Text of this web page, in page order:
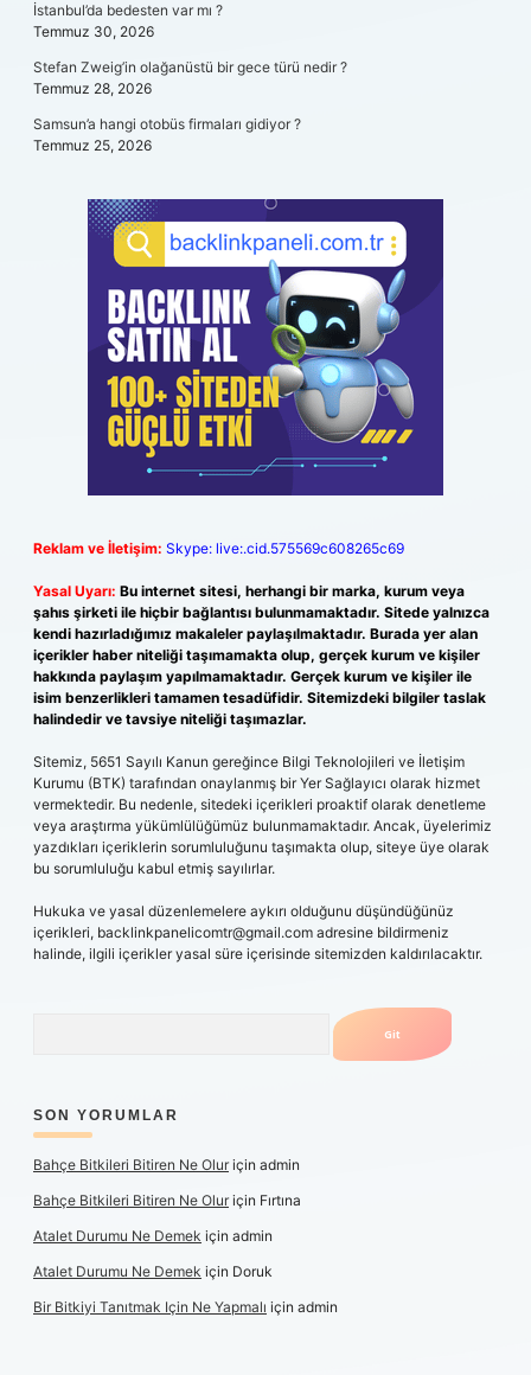
İstanbul’da bedesten var mı ?
Temmuz 30, 2026
Stefan Zweig’in olağanüstü bir gece türü nedir ?
Temmuz 28, 2026
Samsun’a hangi otobüs firmaları gidiyor ?
Temmuz 25, 2026
Reklam ve İletişim: Skype: live:.cid.575569c608265c69
Yasal Uyarı: Bu internet sitesi, herhangi bir marka, kurum veya
şahıs şirketi ile hiçbir bağlantısı bulunmamaktadır. Sitede yalnızca
kendi hazırladığımız makaleler paylaşılmaktadır. Burada yer alan
içerikler haber niteliği taşımamakta olup, gerçek kurum ve kişiler
hakkında paylaşım yapılmamaktadır. Gerçek kurum ve kişiler ile
isim benzerlikleri tamamen tesadüfidir. Sitemizdeki bilgiler taslak
halindedir ve tavsiye niteliği taşımazlar.
Sitemiz, 5651 Sayılı Kanun gereğince Bilgi Teknolojileri ve İletişim
Kurumu (BTK) tarafından onaylanmış bir Yer Sağlayıcı olarak hizmet
vermektedir. Bu nedenle, sitedeki içerikleri proaktif olarak denetleme
veya araştırma yükümlülüğümüz bulunmamaktadır. Ancak, üyelerimiz
yazdıkları içeriklerin sorumluluğunu taşımakta olup, siteye üye olarak
bu sorumluluğu kabul etmiş sayılırlar.
Hukuka ve yasal düzenlemelere aykırı olduğunu düşündüğünüz
içerikleri, backlinkpanelicomtr@gmail.com adresine bildirmeniz
halinde, ilgili içerikler yasal süre içerisinde sitemizden kaldırılacaktır.
SON YORUMLAR
Bahçe Bitkileri Bitiren Ne Oluriçin admin
Bahçe Bitkileri Bitiren Ne Oluriçin Fırtına
Atalet Durumu Ne Demek için admin
Atalet Durumu Ne Demek için Doruk
Bir Bitkiyi Tanıtmak Için Ne Yapmalı için admin